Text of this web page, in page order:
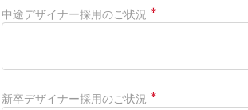
中途デザイナー採用のご状況
新卒デザイナー採用のご状況